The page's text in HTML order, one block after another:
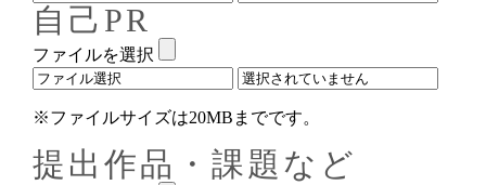
自己PR
ファイルを選択
※ファイルサイズは20MBまでです。
提出作品・課題など